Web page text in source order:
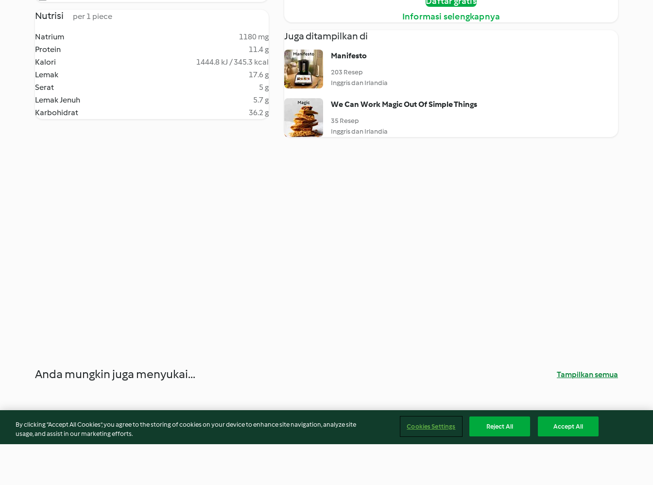
Nutrisi per 1 piece
Natrium
1180 mg
Protein
11.4 g
Kalori
1444.8 kJ / 345.3 kcal
Lemak
17.6 g
Serat
5 g
Lemak Jenuh
5.7 g
Karbohidrat
36.2 g
Informasi selengkapnya
Juga ditampilkan di
Manifesto
203 Resep
Inggris dan Irlandia
We Can Work Magic Out Of Simple Things
35 Resep
Inggris dan Irlandia
Anda mungkin juga menyukai... Tampilkan semua
By clicking “Accept All Cookies”, you agree to the storing of cookies on your device to enhance site navigation, analyze site
usage, and assist in our marketing efforts.
Cookies Settings Reject All Accept All